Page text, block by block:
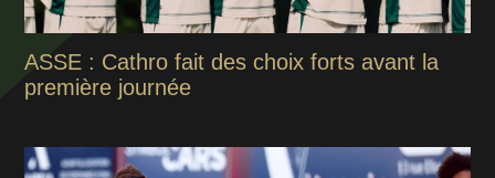
ASSE : Cathro fait des choix forts avant la
première journée